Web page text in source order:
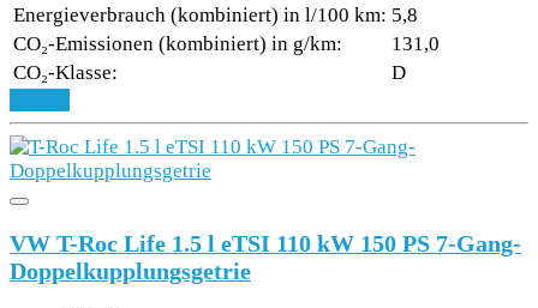
Energieverbrauch (kombiniert) in l/100 km: 5,8
CO₂-Emissionen (kombiniert) in g/km:
131,0
CO₂-Klasse:
D
VW T-Roc Life 1.5 l eTSI 110 kW 150 PS 7-Gang-
Doppelkupplungsgetrie